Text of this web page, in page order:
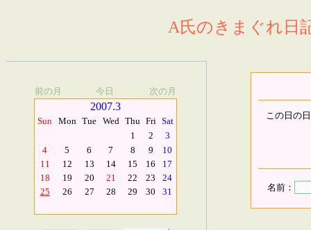
A氏のきまぐれ日
前の月 今日 次の月
2007.3
Sun Mon Tue Wed Thu Fri Sat
1
2
3
4
5 6 7 8 9
10
11
12 13 14 15 16
17
18
19 20 21 22 23
24
25
26 27 28 29 30 31
この日の
名前：